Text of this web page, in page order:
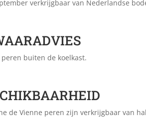
verkrijgbaar van Nederlandse
peren buiten de koelkast.
de Vienne peren zijn verkrijgbaar van